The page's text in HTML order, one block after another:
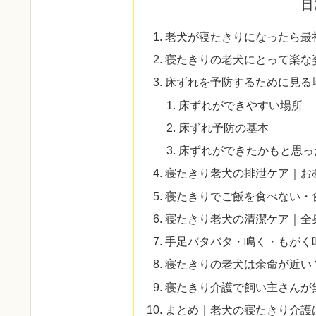
老犬が寝たきりになったら
寝たきりの老犬にとって楽
床ずれを予防するために見
床ずれができやすい場所
床ずれ予防の基本
床ずれができたかもと思
寝たきり老犬の排泄ケア｜
寝たきりでご飯を食べない
寝たきり老犬の清潔ケア｜
手足バタバタ・鳴く・もが
寝たきりの老犬は余命が近
寝たきり介護で飼い主さん
まとめ｜老犬の寝たきり介